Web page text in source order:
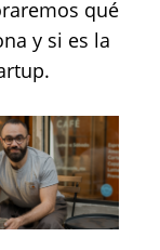
qué
y si es la